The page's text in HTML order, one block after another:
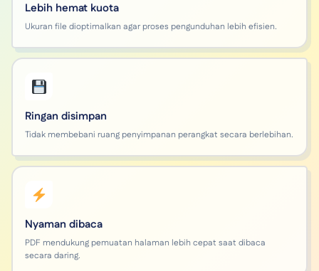
Lebih hemat kuota
Ukuran file dioptimalkan agar proses pengunduhan lebih efisien.
Ringan disimpan
Tidak membebani ruang penyimpanan perangkat secara berlebihan.
Nyaman dibaca
PDF mendukung pemuatan halaman lebih cepat saat dibaca
secara daring.